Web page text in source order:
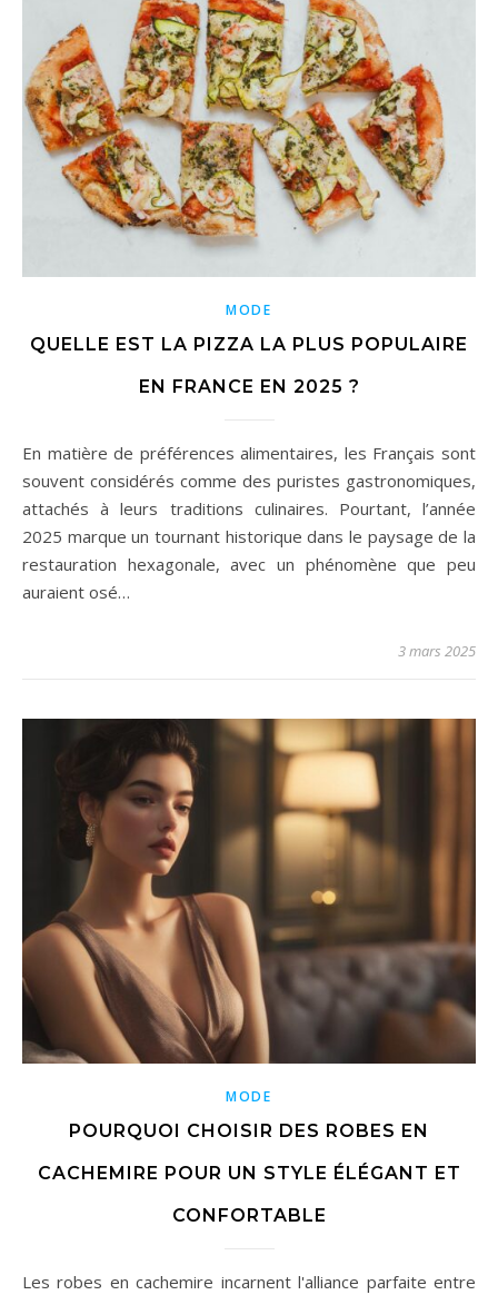
MODE
QUELLE EST LA PIZZA LA PLUS POPULAIRE
EN FRANCE EN 2025 ?
En matière de préférences alimentaires, les Français sont
souvent considérés comme des puristes gastronomiques,
attachés à leurs traditions culinaires. Pourtant, l’année
2025 marque un tournant historique dans le paysage de la
restauration hexagonale, avec un phénomène que peu
auraient osé…
3 mars 2025
MODE
POURQUOI CHOISIR DES ROBES EN
CACHEMIRE POUR UN STYLE ÉLÉGANT ET
CONFORTABLE
Les robes en cachemire incarnent l'alliance parfaite entre